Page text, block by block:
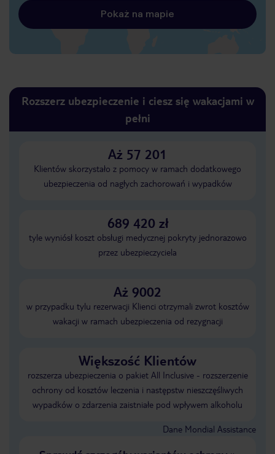
Pokaż na mapie
Rozszerz ubezpieczenie i ciesz się wakacjami w
pełni
Aż 57 201
Klientów skorzystało z pomocy w ramach dodatkowego
ubezpieczenia od nagłych zachorowań i wypadków
689 420 zł
tyle wyniósł koszt obsługi medycznej pokryty jednorazowo
przez ubezpieczyciela
Aż 9002
w przypadku tylu rezerwacji Klienci otrzymali zwrot kosztów
wakacji w ramach ubezpieczenia od rezygnacji
Większość Klientów
rozszerza ubezpieczenia o pakiet All Inclusive - rozszerzenie
ochrony od kosztów leczenia i następstw nieszczęśliwych
wypadków o zdarzenia zaistniałe pod wpływem alkoholu
Dane Mondial Assistance